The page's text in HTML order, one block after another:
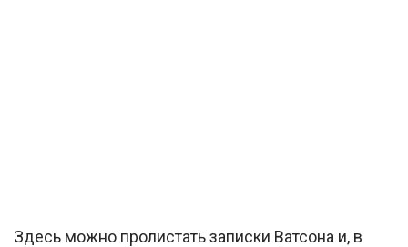
Здесь можно пролистать записки Ватсона и, в